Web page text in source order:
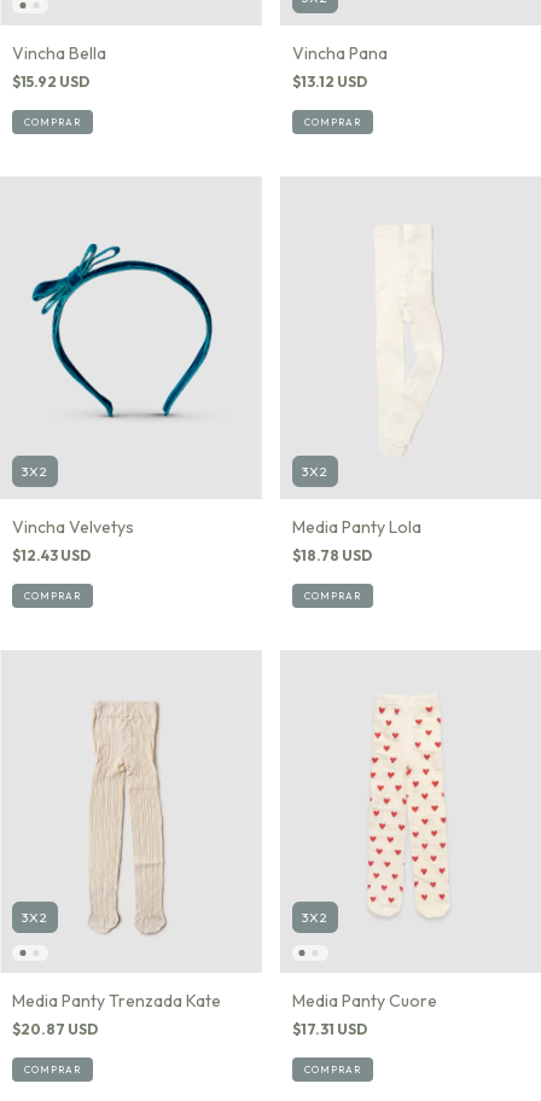
Vincha Bella
$15.92 USD
COMPRAR
Vincha Pana
$13.12 USD
COMPRAR
3X2
Vincha Velvetys
$12.43 USD
COMPRAR
3X2
Media Panty Lola
$18.78 USD
COMPRAR
3X2
Media Panty Trenzada Kate
$20.87 USD
COMPRAR
3X2
Media Panty Cuore
$17.31 USD
COMPRAR